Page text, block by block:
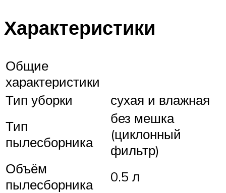
Характеристики
Общие
характеристики
Тип уборки
сухая и влажная
Тип
пылесборника
без мешка
(циклонный
фильтр)
Объём
пылесборника
0.5 л